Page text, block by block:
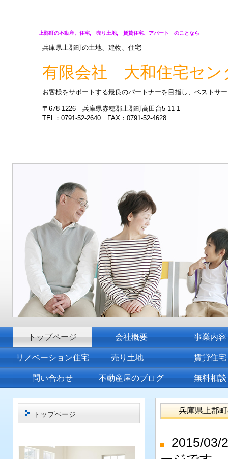
上郡町の不動産、住宅, 売り土地, 賃貸住宅、アパート のことなら
兵庫県上郡町の土地、建物、住宅
有限会社 大和住宅セン
お客様をサポートする最良のパートナーを目指し、ベストサ
〒678-1226 兵庫県赤穂郡上郡町高田台5-11-1
TEL：0791-52-2640 FAX：0791-52-4628
トップページ 会社概要 事業内容
リノベーション住宅 売り土地 賃貸住宅
問い合わせ 不動産屋のブログ 無料相談
兵庫県上郡町
2015/03/
トップページ